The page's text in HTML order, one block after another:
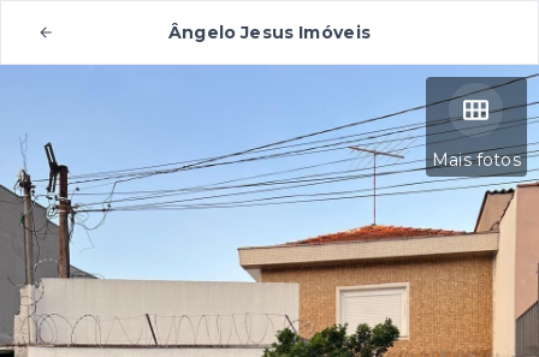
Ângelo Jesus Imóveis
Mais fotos